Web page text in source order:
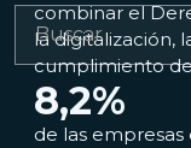
combinar el
la digitalización,
cumplimiento
8,2%
de las